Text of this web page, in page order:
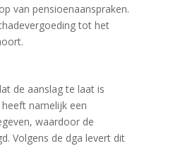
van pensioenaanspraken.
tot het
de aanslag te laat is
namelijk een
waardoor de
Volgens de dga levert dit